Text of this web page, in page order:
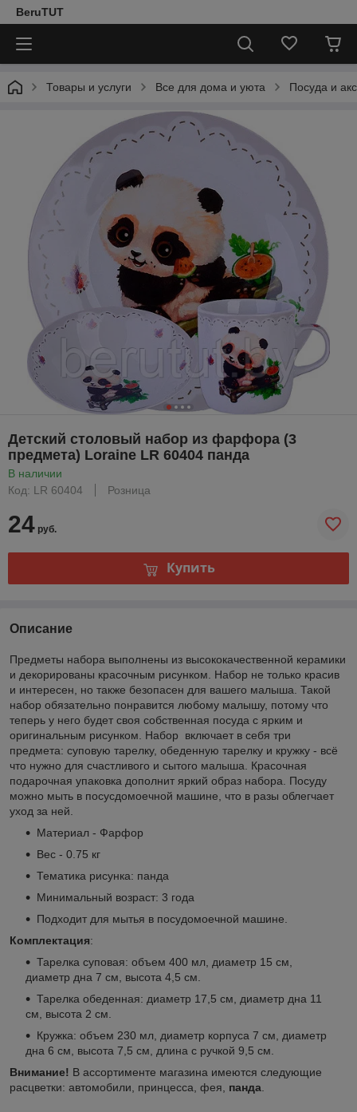
BeruTUT
Товары и услуги Все для дома и уюта Посуда и
Детский столовый набор из фарфора (3
предмета) Loraine LR 60404 панда
В наличии
Код: LR 60404
Розница
24 руб.
Купить
Описание
Предметы набора выполнены из высококачественной керамики
и декорированы красочным рисунком. Набор не только красив
и интересен, но также безопасен для вашего малыша. Такой
набор обязательно понравится любому малышу, потому что
теперь у него будет своя собственная посуда с ярким и
оригинальным рисунком. Набор включает в себя три
предмета: суповую тарелку, обеденную тарелку и кружку - всё
что нужно для счастливого и сытого малыша. Красочная
подарочная упаковка дополнит яркий образ набора. Посуду
можно мыть в посусдомоечной машине, что в разы облегчает
уход за ней.
Материал - Фарфор
Вес - 0.75 кг
Тематика рисунка: панда
Минимальный возраст: 3 года
Подходит для мытья в посудомоечной машине.
Комплектация:
Тарелка суповая: объем 400 мл, диаметр 15 см,
диаметр дна 7 см, высота 4,5 см.
Тарелка обеденная: диаметр 17,5 см, диаметр дна 11
см, высота 2 см.
Кружка: объем 230 мл, диаметр корпуса 7 см, диаметр
дна 6 см, высота 7,5 см, длина с ручкой 9,5 см.
Внимание! В ассортименте магазина имеются следующие
расцветки: автомобили, принцесса, фея, панда